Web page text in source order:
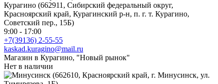
Курагино (662911, Сибирский федеральный округ,
Красноярский край, Курагинский р-н, п. г. т. Курагино,
Советский пер., 15Б)
9:00 - 17:00
+7(39136) 2-55-55
kaskad.kuragino@mail.ru
Магазин в Курагино, "Новый рынок"
Нет в наличии